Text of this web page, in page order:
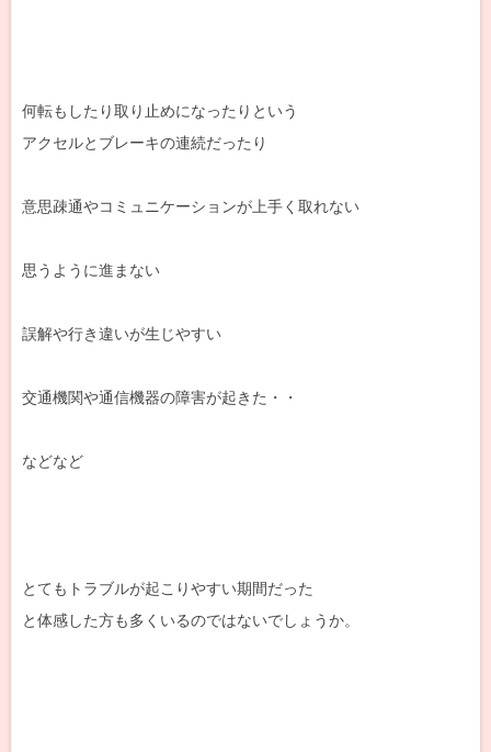
何転もしたり取り止めになったりという
アクセルとブレーキの連続だったり
意思疎通やコミュニケーションが上手く取れない
思うように進まない
誤解や行き違いが生じやすい
交通機関や通信機器の障害が起きた・・
などなど
とてもトラブルが起こりやすい期間だった
と体感した方も多くいるのではないでしょうか。